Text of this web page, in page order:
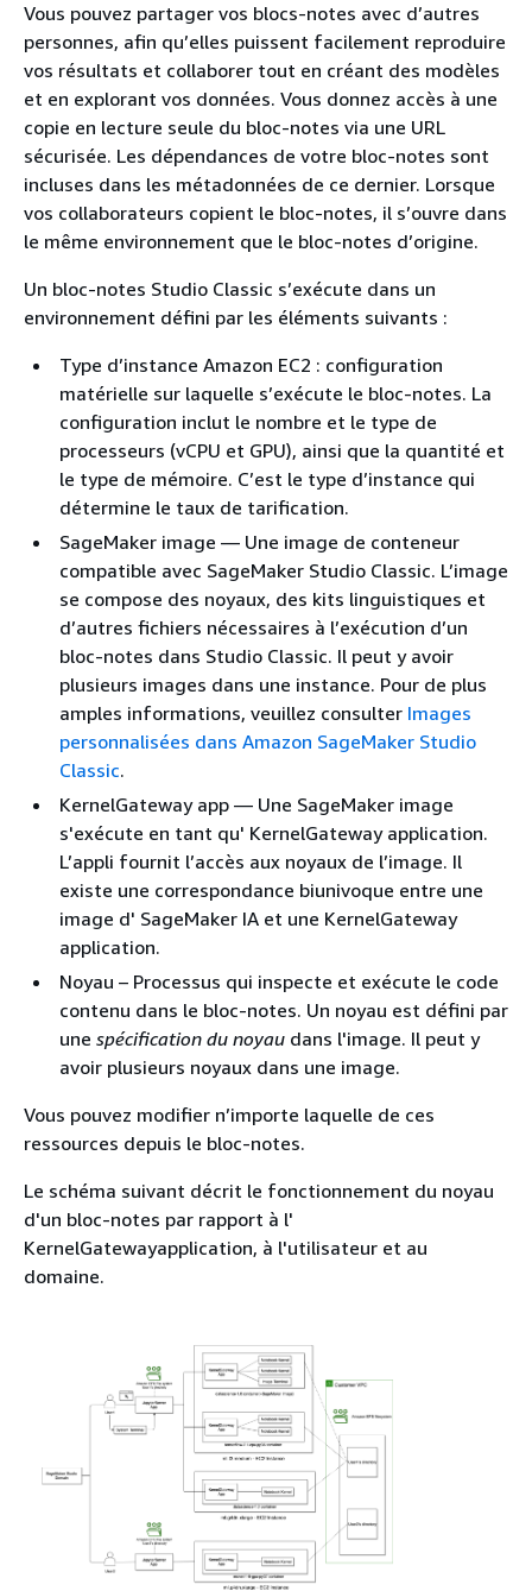
Vous pouvez partager vos blocs-notes avec d’autres
personnes, afin qu’elles puissent facilement reproduire
vos résultats et collaborer tout en créant des modèles
et en explorant vos données. Vous donnez accès à une
copie en lecture seule du bloc-notes via une URL
sécurisée. Les dépendances de votre bloc-notes sont
incluses dans les métadonnées de ce dernier. Lorsque
vos collaborateurs copient le bloc-notes, il s’ouvre dans
le même environnement que le bloc-notes d’origine.
Un bloc-notes Studio Classic s’exécute dans un
environnement défini par les éléments suivants :
Type d’instance Amazon EC2 : configuration
matérielle sur laquelle s’exécute le bloc-notes. La
configuration inclut le nombre et le type de
processeurs (vCPU et GPU), ainsi que la quantité et
le type de mémoire. C’est le type d’instance qui
détermine le taux de tarification.
SageMaker image — Une image de conteneur
compatible avec SageMaker Studio Classic. L’image
se compose des noyaux, des kits linguistiques et
d’autres fichiers nécessaires à l’exécution d’un
bloc-notes dans Studio Classic. Il peut y avoir
plusieurs images dans une instance. Pour de plus
amples informations, veuillez consulter Images
personnalisées dans Amazon SageMaker Studio
Classic.
KernelGateway app — Une SageMaker image
s'exécute en tant qu' KernelGateway application.
L’appli fournit l’accès aux noyaux de l’image. Il
existe une correspondance biunivoque entre une
image d' SageMaker IA et une KernelGateway
application.
Noyau – Processus qui inspecte et exécute le code
contenu dans le bloc-notes. Un noyau est défini par
une spécification du noyau dans l'image. Il peut y
avoir plusieurs noyaux dans une image.
Vous pouvez modifier n’importe laquelle de ces
ressources depuis le bloc-notes.
Le schéma suivant décrit le fonctionnement du noyau
d'un bloc-notes par rapport à l'
KernelGatewayapplication, à l'utilisateur et au
domaine.